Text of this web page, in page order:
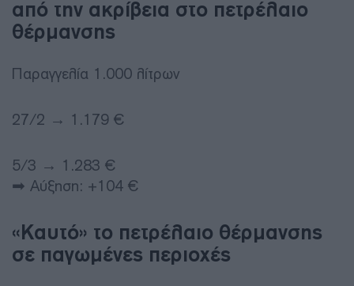
από την ακρίβεια στο πετρέλαιο
θέρμανσης
Παραγγελία 1.000 λίτρων
27/2 → 1.179 €
5/3 → 1.283 €
➡ Αύξηση: +104 €
«Καυτό» το πετρέλαιο θέρμανσης
σε παγωμένες περιοχές